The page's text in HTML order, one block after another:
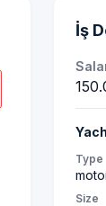
İş
Type
Size